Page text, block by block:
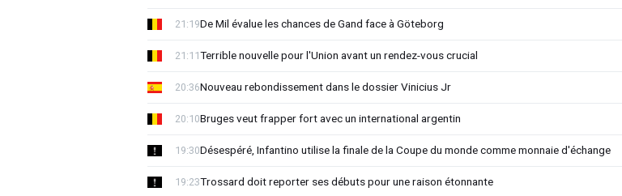
De Mil évalue les chances de Gand face à Göteborg
21:19
Terrible nouvelle pour l'Union avant un rendez-vous crucial
21:11
Nouveau rebondissement dans le dossier Vinicius Jr
20:36
Bruges veut frapper fort avec un international argentin
20:10
Désespéré, Infantino utilise la finale de la Coupe du monde comme monnaie d'échange
19:30
Trossard doit reporter ses débuts pour une raison étonnante
19:23